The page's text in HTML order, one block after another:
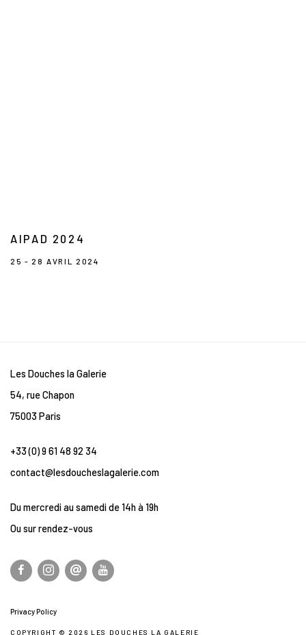
AIPAD 2024
25 - 28 AVRIL 2024
Les Douches la Galerie
54, rue Chapon
75003 Paris
+33 (0) 9 61 48 92 34
contact@lesdoucheslagalerie.com
Du mercredi au samedi de 14h à 19h
Ou sur rendez-vous
Privacy Policy
COPYRIGHT © 2026 LES DOUCHES LA GALERIE